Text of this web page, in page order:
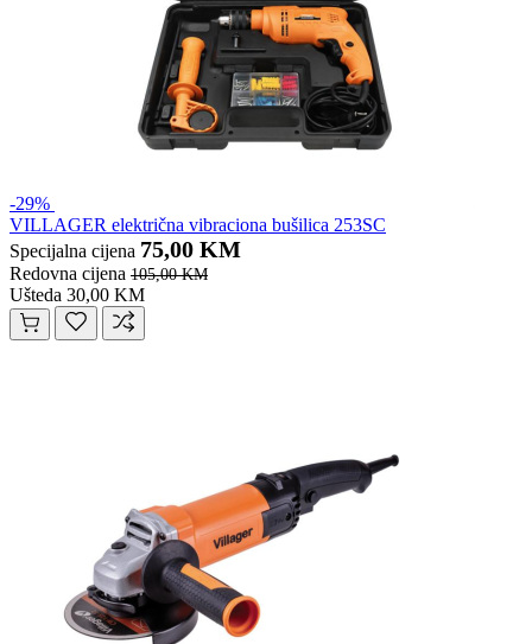
-29%
VILLAGER električna vibraciona bušilica 253SC
Specijalna cijena 75,00 KM
Redovna cijena 105,00 KM
Ušteda 30,00 KM